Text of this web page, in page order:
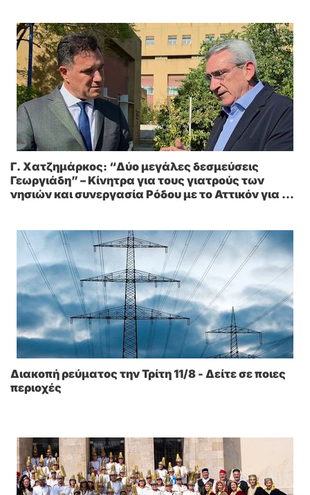
Γ. Χατζημάρκος: “Δύο μεγάλες δεσμεύσεις
Γεωργιάδη” – Κίνητρα για τους γιατρούς των
νησιών και συνεργασία Ρόδου με το Αττικόν για το
Διακοπή ρεύματος την Τρίτη 11/8 - Δείτε σε ποιες
περιοχές